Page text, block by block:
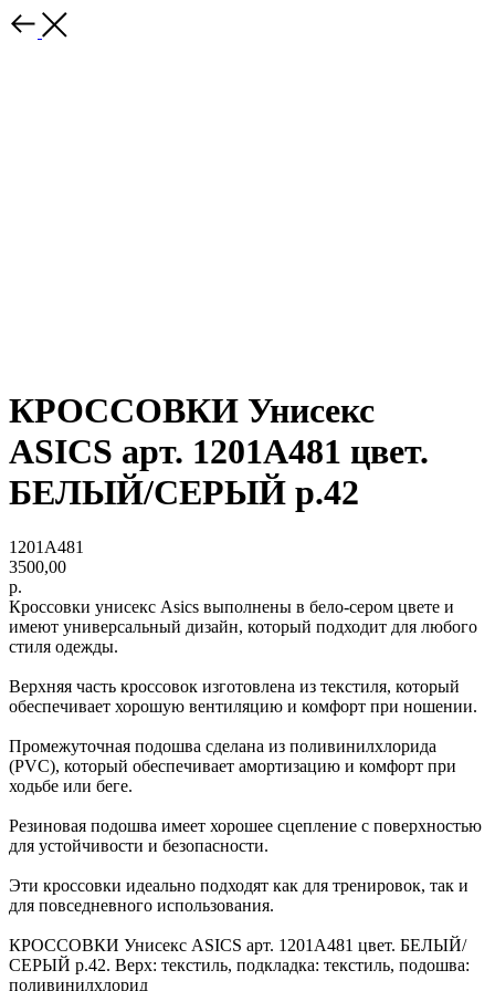
КРОССОВКИ Унисекс
ASICS арт. 1201A481 цвет.
БЕЛЫЙ/СЕРЫЙ р.42
1201A481
3500,00
р.
Кроссовки унисекс Asics выполнены в бело-сером цвете и
имеют универсальный дизайн, который подходит для любого
стиля одежды.
Верхняя часть кроссовок изготовлена из текстиля, который
обеспечивает хорошую вентиляцию и комфорт при ношении.
Промежуточная подошва сделана из поливинилхлорида
(PVC), который обеспечивает амортизацию и комфорт при
ходьбе или беге.
Резиновая подошва имеет хорошее сцепление с поверхностью
для устойчивости и безопасности.
Эти кроссовки идеально подходят как для тренировок, так и
для повседневного использования.
КРОССОВКИ Унисекс ASICS арт. 1201A481 цвет. БЕЛЫЙ/
СЕРЫЙ р.42. Верх: текстиль, подкладка: текстиль, подошва:
поливинилхлорид